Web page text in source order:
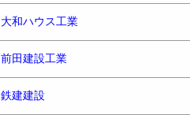
大和ハウス工業
前田建設工業
鉄建建設